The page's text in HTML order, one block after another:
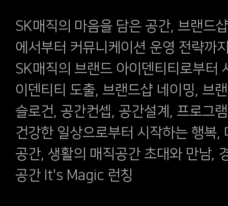
SK매직의 마음을 담은 공간, 브랜드
에서부터 커뮤니케이션 운영 전략까
SK매직의 브랜드 아이덴티티로부터
이덴티티 도출, 브랜드샵 네이밍, 브
슬로건, 공간컨셉, 공간설계, 프로그
건강한 일상으로부터 시작하는 행복,
공간, 생활의 매직공간 초대와 만남,
공간 It's Magic 런칭